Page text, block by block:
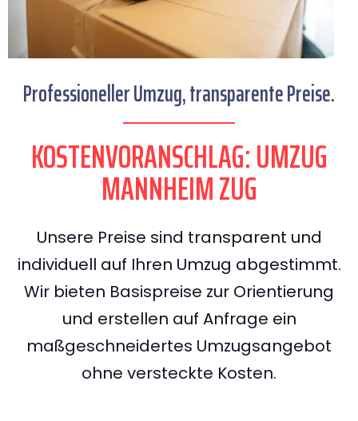
Professioneller Umzug, transparente Preise.
KOSTENVORANSCHLAG: UMZUG
MANNHEIM ZUG
Unsere Preise sind transparent und
individuell auf Ihren Umzug abgestimmt.
Wir bieten Basispreise zur Orientierung
und erstellen auf Anfrage ein
maßgeschneidertes Umzugsangebot
ohne versteckte Kosten.